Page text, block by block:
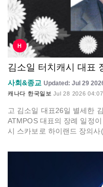
H
김소일 터치캐시 대표
사회&종교 Updated: Jul 29
캐나다 한국일보 Jul 28 2026
고 김소일 대표26일 별세한
ATMPOS 대표의 장례 일정
시 스카보로 하이랜드 장의